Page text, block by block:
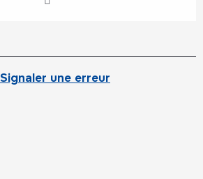
Signaler une erreur